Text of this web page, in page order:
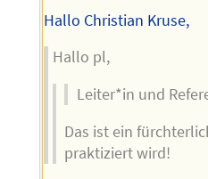
Hallo Christian Kruse,
Hallo pl,
Leiter*in und
Das ist ein
praktiziert wird!